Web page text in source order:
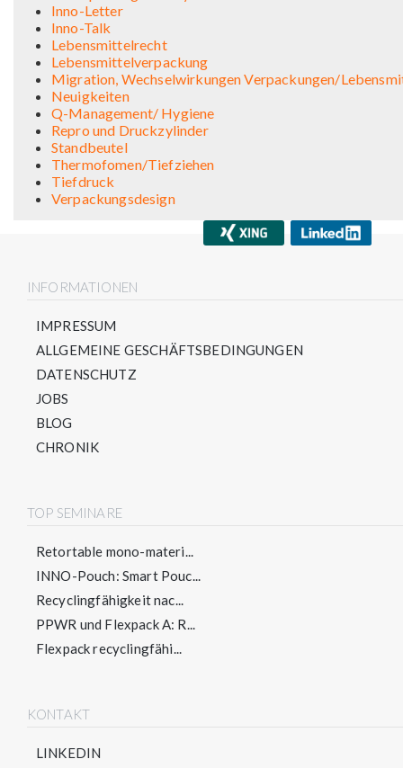
Inno-Letter
Inno-Talk
Lebensmittelrecht
Lebensmittelverpackung
Migration, Wechselwirkungen Verpackungen/
Neuigkeiten
Q-Management/ Hygiene
Repro und Druckzylinder
Standbeutel
Thermofomen/Tiefziehen
Tiefdruck
Verpackungsdesign
INFORMATIONEN
IMPRESSUM
ALLGEMEINE GESCHÄFTSBEDINGUNGEN
DATENSCHUTZ
JOBS
BLOG
CHRONIK
TOP SEMINARE
Retortable mono-materi...
INNO-Pouch: Smart Pouc...
Recyclingfähigkeit nac...
PPWR und Flexpack A: R...
Flexpack recyclingfähi...
KONTAKT
LINKEDIN